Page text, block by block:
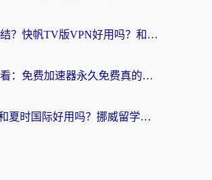
海外党纠结？快帆TV版VPN好用吗？和扇贝手游VPN对比哪个回国效果更好？
海外党必看：免费加速器永久免费真的存在吗？教你选对回国加速器无缝刷国内资源
ChickCN和夏时国际好用吗？挪威留学生亲测3款回国加速器，附穿梭和加速喵对比指南